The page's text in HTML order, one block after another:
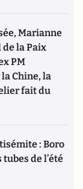
Marianne
de la Paix
PM
Chine, la
fait du
: Boro
de l’été